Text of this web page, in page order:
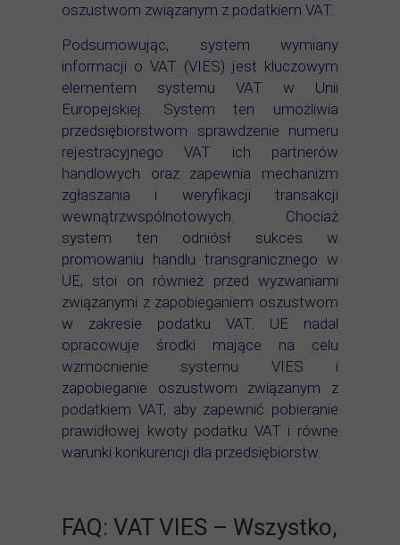
oszustwom związanym z podatkiem VAT.
Podsumowując, system wymiany
informacji o VAT (VIES) jest kluczowym
elementem systemu VAT w Unii
Europejskiej. System ten umożliwia
przedsiębiorstwom sprawdzenie numeru
rejestracyjnego VAT ich partnerów
handlowych oraz zapewnia mechanizm
zgłaszania i weryfikacji transakcji
wewnątrzwspólnotowych. Chociaż
system ten odniósł sukces w
promowaniu handlu transgranicznego w
UE, stoi on również przed wyzwaniami
związanymi z zapobieganiem oszustwom
w zakresie podatku VAT. UE nadal
opracowuje środki mające na celu
wzmocnienie systemu VIES i
zapobieganie oszustwom związanym z
podatkiem VAT, aby zapewnić pobieranie
prawidłowej kwoty podatku VAT i równe
warunki konkurencji dla przedsiębiorstw.
FAQ: VAT VIES – Wszystko,